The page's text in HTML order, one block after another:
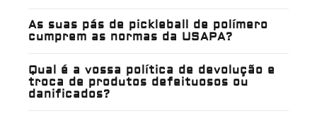
As suas pás de pickleball de polímero
cumprem as normas da USAPA?
Qual é a vossa política de devolução e
troca de produtos defeituosos ou
danificados?